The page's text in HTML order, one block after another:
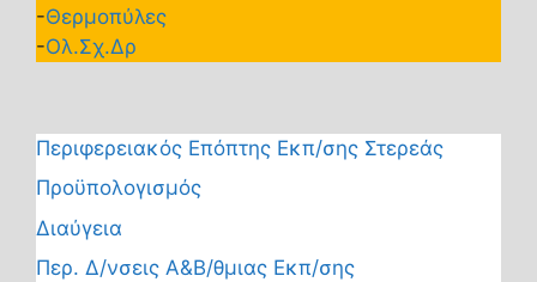
-Θερμοπύλες
-Ολ.Σχ.Δρ
Περιφερειακός Επόπτης Εκπ/σης Στερεάς
Προϋπολογισμός
Διαύγεια
Περ. Δ/νσεις Α&Β/θμιας Εκπ/σης